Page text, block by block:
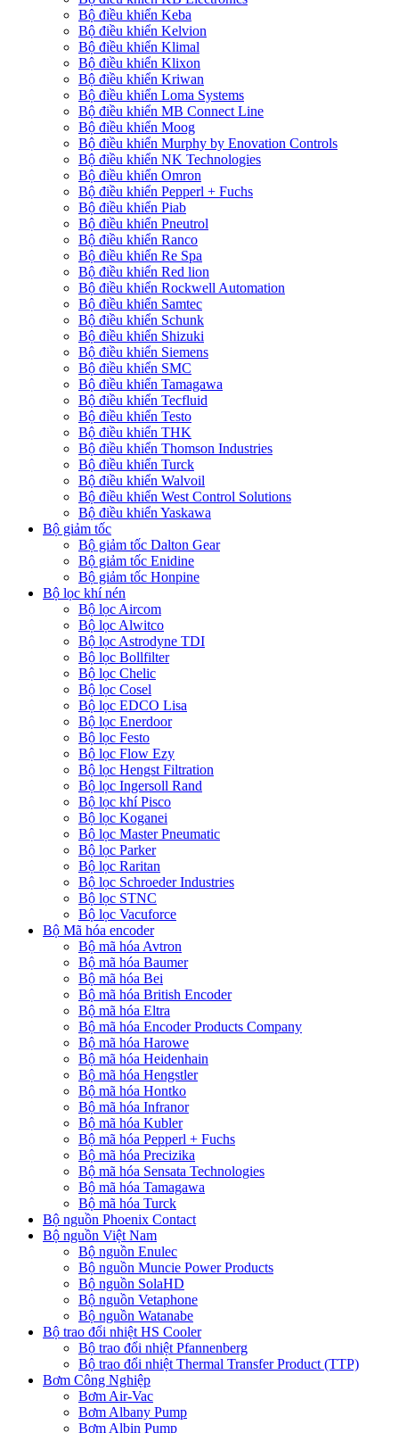
Bộ điều khiển Keba
Bộ điều khiển Kelvion
Bộ điều khiển Klimal
Bộ điều khiển Klixon
Bộ điều khiển Kriwan
Bộ điều khiển Loma Systems
Bộ điều khiển MB Connect Line
Bộ điều khiển Moog
Bộ điều khiển Murphy by Enovation Controls
Bộ điều khiển NK Technologies
Bộ điều khiển Omron
Bộ điều khiển Pepperl + Fuchs
Bộ điều khiển Piab
Bộ điều khiển Pneutrol
Bộ điều khiển Ranco
Bộ điều khiển Re Spa
Bộ điều khiển Red lion
Bộ điều khiển Rockwell Automation
Bộ điều khiển Samtec
Bộ điều khiển Schunk
Bộ điều khiển Shizuki
Bộ điều khiển Siemens
Bộ điều khiển SMC
Bộ điều khiển Tamagawa
Bộ điều khiển Tecfluid
Bộ điều khiển Testo
Bộ điều khiển THK
Bộ điều khiển Thomson Industries
Bộ điều khiển Turck
Bộ điều khiển Walvoil
Bộ điều khiển West Control Solutions
Bộ điều khiển Yaskawa
Bộ giảm tốc
Bộ giảm tốc Dalton Gear
Bộ giảm tốc Enidine
Bộ giảm tốc Honpine
Bộ lọc khí nén
Bộ lọc Aircom
Bộ lọc Alwitco
Bộ lọc Astrodyne TDI
Bộ lọc Bollfilter
Bộ lọc Chelic
Bộ lọc Cosel
Bộ lọc EDCO Lisa
Bộ lọc Enerdoor
Bộ lọc Festo
Bộ lọc Flow Ezy
Bộ lọc Hengst Filtration
Bộ lọc Ingersoll Rand
Bộ lọc khí Pisco
Bộ lọc Koganei
Bộ lọc Master Pneumatic
Bộ lọc Parker
Bộ lọc Raritan
Bộ lọc Schroeder Industries
Bộ lọc STNC
Bộ lọc Vacuforce
Bộ Mã hóa encoder
Bộ mã hóa Avtron
Bộ mã hóa Baumer
Bộ mã hóa Bei
Bộ mã hóa British Encoder
Bộ mã hóa Eltra
Bộ mã hóa Encoder Products Company
Bộ mã hóa Harowe
Bộ mã hóa Heidenhain
Bộ mã hóa Hengstler
Bộ mã hóa Hontko
Bộ mã hóa Infranor
Bộ mã hóa Kubler
Bộ mã hóa Pepperl + Fuchs
Bộ mã hóa Precizika
Bộ mã hóa Sensata Technologies
Bộ mã hóa Tamagawa
Bộ mã hóa Turck
Bộ nguồn Phoenix Contact
Bộ nguồn Việt Nam
Bộ nguồn Enulec
Bộ nguồn Muncie Power Products
Bộ nguồn SolaHD
Bộ nguồn Vetaphone
Bộ nguồn Watanabe
Bộ trao đổi nhiệt HS Cooler
Bộ trao đổi nhiệt Pfannenberg
Bộ trao đổi nhiệt Thermal Transfer Product (TTP)
Bơm Công Nghiệp
Bơm Air-Vac
Bơm Albany Pump
Bơm Albin Pump